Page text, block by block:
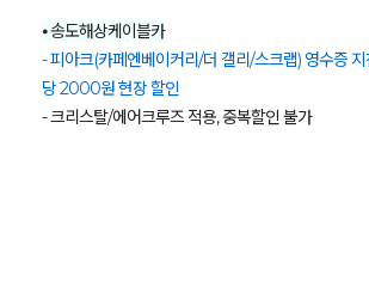
⦁ 송도해상케이블카
- 피아크(카페엔베이커리/더 갤리/스크랩) 영수증
당 2000원 현장 할인
- 크리스탈/에어크루즈 적용, 중복할인 불가